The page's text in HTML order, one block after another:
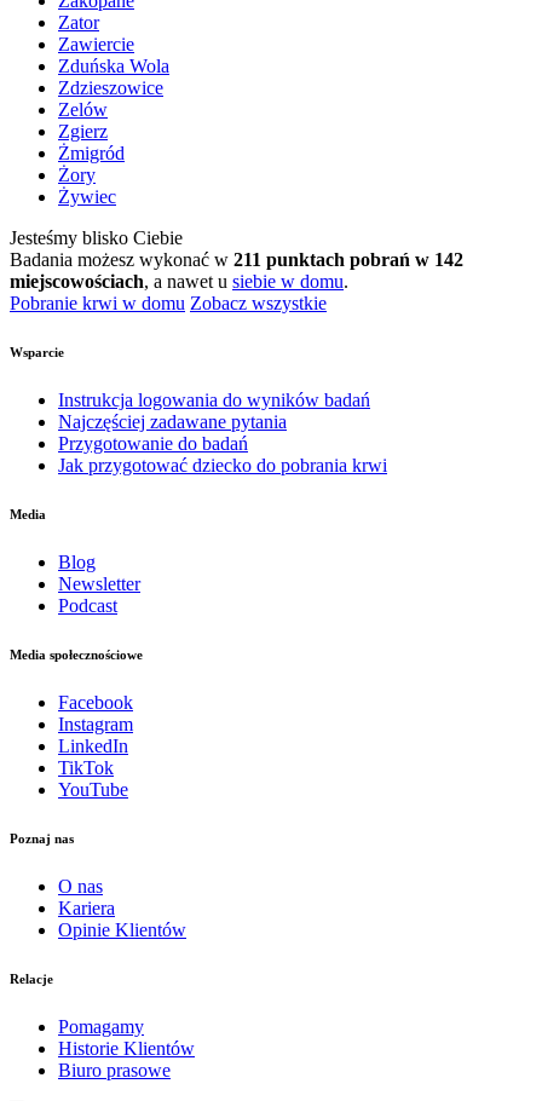
Zator
Zawiercie
Zduńska Wola
Zdzieszowice
Zelów
Zgierz
Żmigród
Żory
Żywiec
Jesteśmy blisko Ciebie
Badania możesz wykonać w 211 punktach pobrań w 142
miejscowościach, a nawet u siebie w domu.
Pobranie krwi w domu Zobacz wszystkie
Wsparcie
Instrukcja logowania do wyników badań
Najczęściej zadawane pytania
Przygotowanie do badań
Jak przygotować dziecko do pobrania krwi
Media
Blog
Newsletter
Podcast
Media społecznościowe
Facebook
Instagram
LinkedIn
TikTok
YouTube
Poznaj nas
O nas
Kariera
Opinie Klientów
Relacje
Pomagamy
Historie Klientów
Biuro prasowe